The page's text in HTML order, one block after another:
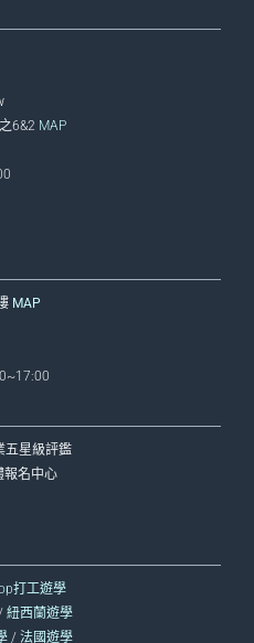
6&2 MAP
MAP
五星級評鑑
報名中心
打工遊學
紐西蘭遊學
/ 法國遊學